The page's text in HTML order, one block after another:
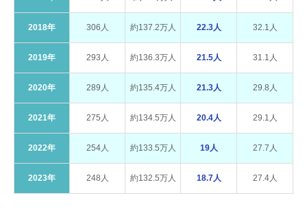
2018年 306人 約137.2万人 22.3人 32.1人
2019年 293人 約136.3万人 21.5人 31.1人
2020年 289人 約135.4万人 21.3人 29.8人
2021年 275人 約134.5万人 20.4人 29.1人
2022年 254人 約133.5万人 19人 27.7人
2023年 248人 約132.5万人 18.7人 27.4人